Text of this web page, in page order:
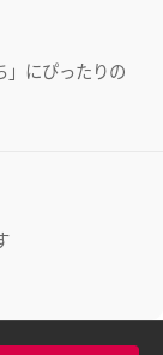
」にぴったりの